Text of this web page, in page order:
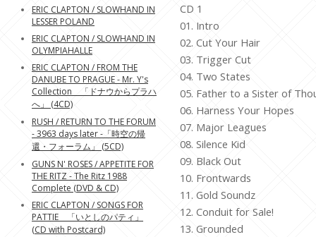
CD 1
01. Intro
02. Cut Your Hair
03. Trigger Cut
04. Two States
05. Father to a Sister of
06. Harness Your Hopes
07. Major Leagues
08. Silence Kid
09. Black Out
10. Frontwards
11. Gold Soundz
12. Conduit for Sale!
13. Grounded
ERIC CLAPTON / SLOWHAND IN
LESSER POLAND
ERIC CLAPTON / SLOWHAND IN
OLYMPIAHALLE
ERIC CLAPTON / FROM THE
DANUBE TO PRAGUE - Mr. Y's
Collection 「ドナウからプラハ
へ」 (4CD)
RUSH / RETURN TO THE FORUM
- 3963 days later -「時空の帰
還・フォーラム」 (5CD)
GUNS N' ROSES / APPETITE FOR
THE RITZ - The Ritz 1988
Complete (DVD & CD)
ERIC CLAPTON / SONGS FOR
PATTIE 「いとしのパティ」
(CD with Postcard)